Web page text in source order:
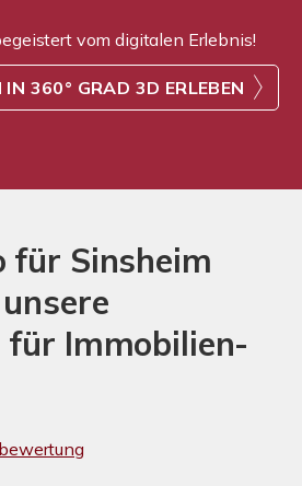
vom digitalen Erlebnis!
IN 360° GRAD 3D ERLEBEN
für Sinsheim
für Immobilien-